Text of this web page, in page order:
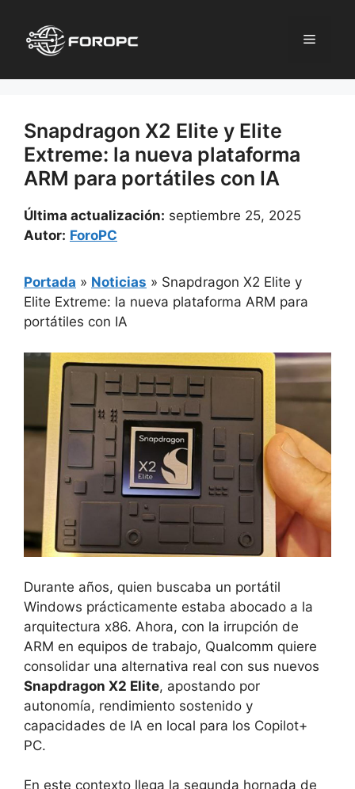
contenido
Menú
Snapdragon X2 Elite y Elite
Extreme: la nueva plataforma
ARM para portátiles con IA
Última actualización: septiembre 25, 2025
Autor: ForoPC
Portada » Noticias » Snapdragon X2 Elite y
Elite Extreme: la nueva plataforma ARM para
portátiles con IA
Durante años, quien buscaba un portátil
Windows prácticamente estaba abocado a la
arquitectura x86. Ahora, con la irrupción de
ARM en equipos de trabajo, Qualcomm quiere
consolidar una alternativa real con sus nuevos
Snapdragon X2 Elite, apostando por
autonomía, rendimiento sostenido y
capacidades de IA en local para los Copilot+
PC.
En este contexto llega la segunda hornada de